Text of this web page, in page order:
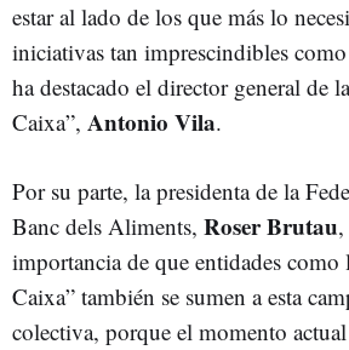
estar al lado de los que más lo
iniciativas tan imprescindibles
ha destacado el director general de
Caixa”, Antonio Vila.
Por su parte, la presidenta de la
Banc dels Aliments, Roser Brutau
importancia de que entidades
Caixa” también se sumen a esta
colectiva, porque el momento